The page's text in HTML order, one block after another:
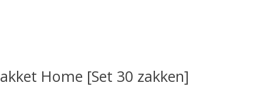
Home [Set 30 zakken]